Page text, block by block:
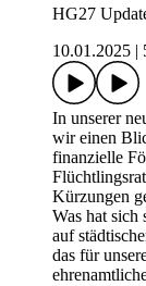
HG27
10.01.2025
In unserer
wir einen
finanzielle
Kürzungen
Was hat sich
auf
das für